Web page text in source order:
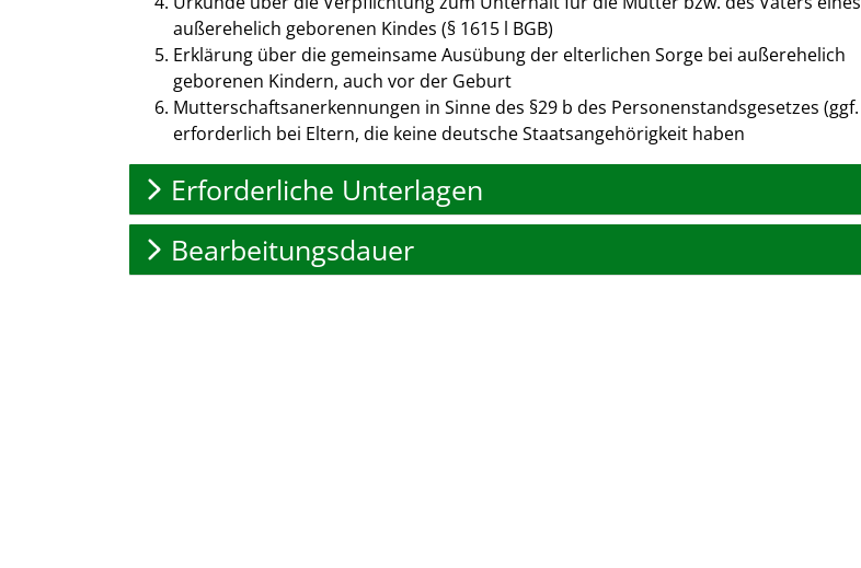
außerehelich geborenen Kindes (§ 1615 l BGB)
Erklärung über die gemeinsame Ausübung der elterlichen Sorge bei außerehelich
geborenen Kindern, auch vor der Geburt
Mutterschaftsanerkennungen in Sinne des §29 b des Personenstandsgesetzes (ggf.
erforderlich bei Eltern, die keine deutsche Staatsangehörigkeit haben
Erforderliche Unterlagen
Bearbeitungsdauer